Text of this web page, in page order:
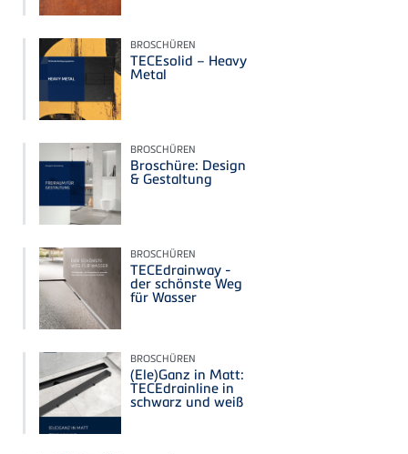
BROSCHÜREN
TECEsolid – Heavy
Metal
BROSCHÜREN
Broschüre: Design
& Gestaltung
BROSCHÜREN
TECEdrainway -
der schönste Weg
für Wasser
BROSCHÜREN
(Ele)Ganz in Matt:
TECEdrainline in
schwarz und weiß